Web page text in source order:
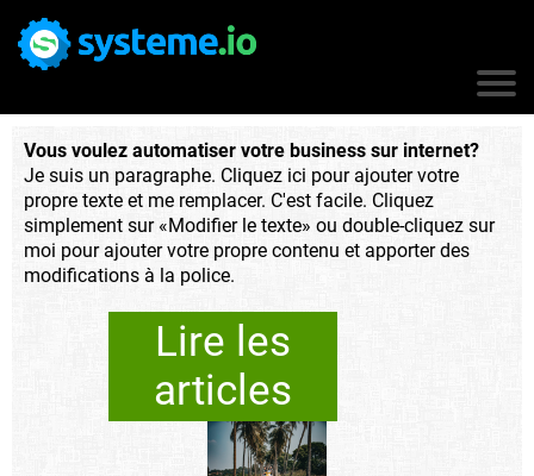
Vous voulez automatiser votre business sur internet?
Je suis un paragraphe. Cliquez ici pour ajouter votre
propre texte et me remplacer. C'est facile. Cliquez
simplement sur «Modifier le texte» ou double-cliquez sur
moi pour ajouter votre propre contenu et apporter des
modifications à la police.
Lire les
articles